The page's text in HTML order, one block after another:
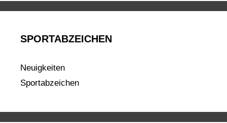
SPORTABZEICHEN
Neuigkeiten
Sportabzeichen